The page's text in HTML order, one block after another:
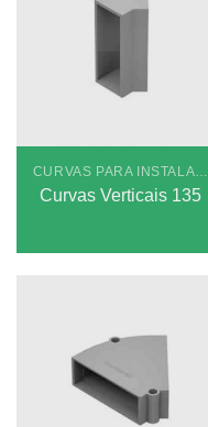
CURVAS PARA INSTALAÇÕES APARENTES STANDARD
Curvas Verticais 135